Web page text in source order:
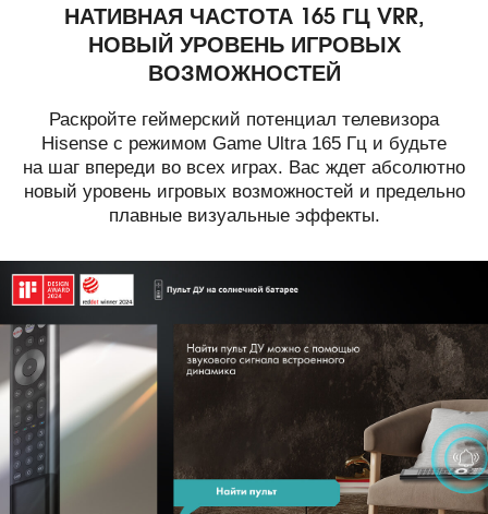
НАТИВНАЯ ЧАСТОТА 165 ГЦ VRR,
НОВЫЙ УРОВЕНЬ ИГРОВЫХ
ВОЗМОЖНОСТЕЙ
Раскройте геймерский потенциал телевизора
Hisense с режимом Game Ultra 165 Гц и будьте
на шаг впереди во всех играх. Вас ждет абсолютно
новый уровень игровых возможностей и предельно
плавные визуальные эффекты.